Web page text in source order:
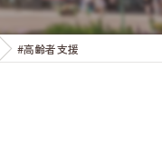
#高齢者支援